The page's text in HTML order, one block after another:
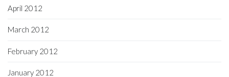
April 2012
March 2012
February 2012
January 2012